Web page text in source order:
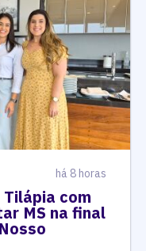
há 8 horas
com
MS na final